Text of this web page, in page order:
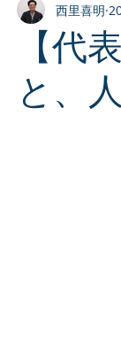
連相 セミナー
財務・ファイナンス
【代
と、
西里喜明